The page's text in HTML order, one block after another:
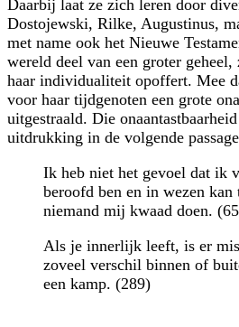
Daarbij laat ze zich leren door
Dostojewski, Rilke, Augustinus,
met name ook het Nieuwe
wereld deel van een groter
haar individualiteit opoffert. Mee
voor haar tijdgenoten een grote
uitgestraald. Die
uitdrukking in de volgende
Ik heb niet het gevoel dat ik
beroofd ben en in wezen
niemand mij kwaad doen.
Als je innerlijk leeft, is er
zoveel verschil binnen of
een kamp. (289)